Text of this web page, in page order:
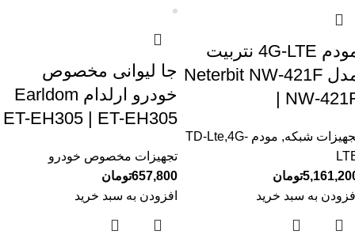
مودم 4G-LTE نتربیت
مدل Neterbit NW-421F
| NW-
شبکه,
مودم TD-Lte,4G-
تومان
به سبد خرید
جا لیوانی مخصوص
خودرو ارلدام Earldom
ET-EH305 | ET-EH305
تجهیزات مخصوص خودرو
657,800تومان
افزودن به سبد خرید